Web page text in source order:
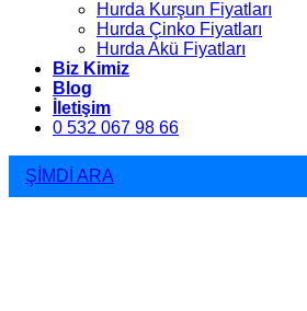
Hurda Kurşun Fiyatları
Hurda Çinko Fiyatları
Hurda Akü Fiyatları
Biz Kimiz
Blog
İletişim
0 532 067 98 66
ŞİMDİ ARA